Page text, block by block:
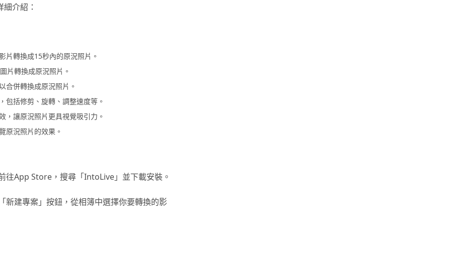
介紹：
片轉換成15秒內的原況照片。
片轉換成原況照片。
合併轉換成原況照片。
包括修剪、旋轉、調整速度等。
，讓原況照片更具視覺吸引力。
原況照片的效果。
往App Store，搜尋「IntoLive」並下載安裝。
新建專案」按鈕，從相簿中選擇你要轉換的影